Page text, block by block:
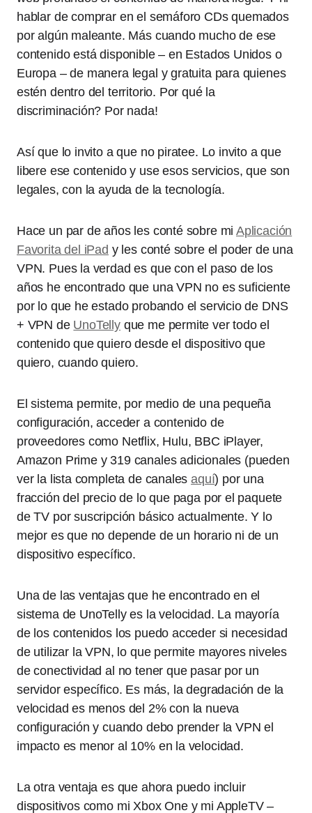
hablar de comprar en el semáforo CDs quemados
por algún maleante. Más cuando mucho de ese
contenido está disponible – en Estados Unidos o
Europa – de manera legal y gratuita para quienes
estén dentro del territorio. Por qué la
discriminación? Por nada!
Así que lo invito a que no piratee. Lo invito a que
libere ese contenido y use esos servicios, que son
legales, con la ayuda de la tecnología.
Hace un par de años les conté sobre mi Aplicación
Favorita del iPad y les conté sobre el poder de una
VPN. Pues la verdad es que con el paso de los
años he encontrado que una VPN no es suficiente
por lo que he estado probando el servicio de DNS
+ VPN de UnoTellyque me permite ver todo el
contenido que quiero desde el dispositivo que
quiero, cuando quiero.
El sistema permite, por medio de una pequeña
configuración, acceder a contenido de
proveedores como Netflix, Hulu, BBC iPlayer,
Amazon Prime y 319 canales adicionales (pueden
ver la lista completa de canalesaquí) por una
fracción del precio de lo que paga por el paquete
de TV por suscripción básico actualmente. Y lo
mejor es que no depende de un horario ni de un
dispositivo específico.
Una de las ventajas que he encontrado en el
sistema de UnoTelly es la velocidad. La mayoría
de los contenidos los puedo acceder si necesidad
de utilizar la VPN, lo que permite mayores niveles
de conectividad al no tener que pasar por un
servidor específico. Es más, la degradación de la
velocidad es menos del 2% con la nueva
configuración y cuando debo prender la VPN el
impacto es menor al 10% en la velocidad.
La otra ventaja es que ahora puedo incluir
dispositivos como mi Xbox One y mi AppleTV –